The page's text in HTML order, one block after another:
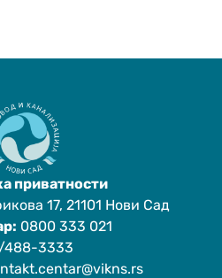
приватности
17, 21101 Нови Сад
0800 333 021
488-3333